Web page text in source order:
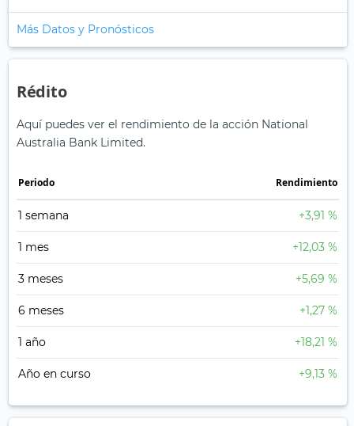
Más Datos y Pronósticos
Rédito
Aquí puedes ver el rendimiento de la acción National
Australia Bank Limited.
Periodo Rendimiento
1 semana +3,91 %
1 mes +12,03 %
3 meses +5,69 %
6 meses +1,27 %
1 año +18,21 %
Año en curso +9,13 %